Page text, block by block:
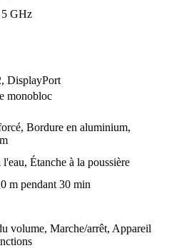
GHz
DisplayPort
monobloc
Bordure en aluminium,
l'eau, Étanche à la poussière
m pendant 30 min
volume, Marche/arrêt, Appareil